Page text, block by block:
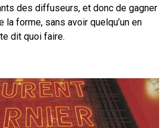
des diffuseurs, et donc de gagner
la forme, sans avoir quelqu’un en
dit quoi faire.